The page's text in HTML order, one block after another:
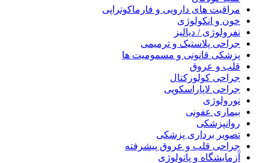
مراقبت های دارویی و فارماکوتراپی
خون و انکولوژی
نفرولوژی / دیالیز
جراحی پلاستیک و ترمیمی
پزشکی قانونی و مسمومیت ها
قلب و عروق
جراحی کولورکتال
جراحی لاپاراسکوپی
نورولوژی
بیماری عفونی
روانپزشکی
تصویر برداری پزشکی
جراحی قلب و عروق پیشرفته
آزمایشگاه و پاتولوژی